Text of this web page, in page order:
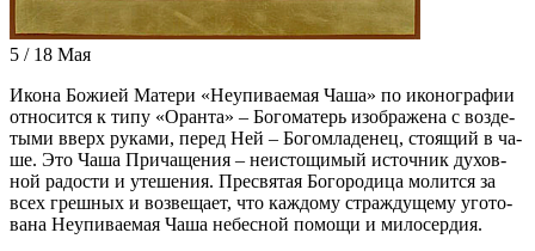
5 / 18 Мая
Ико­на Бо­жи­ей Ма­те­ри «Неупи­ва­е­мая Ча­ша» по ико­но­гра­фии
от­но­сит­ся к ти­пу «Оран­та» – Бо­го­ма­терь изо­бра­же­на с воз­де­
ты­ми вверх ру­ка­ми, пе­ред Ней – Бо­гом­ла­де­нец, сто­я­щий в ча­
ше. Это Ча­ша При­ча­ще­ния – неис­то­щи­мый ис­точ­ник ду­хов­
ной ра­до­сти и уте­ше­ния. Пре­свя­тая Бо­го­ро­ди­ца мо­лит­ся за
всех греш­ных и воз­ве­ща­ет, что каж­до­му страж­ду­ще­му уго­то­
ва­на Неупи­ва­е­мая Ча­ша небес­ной по­мо­щи и ми­ло­сер­дия.